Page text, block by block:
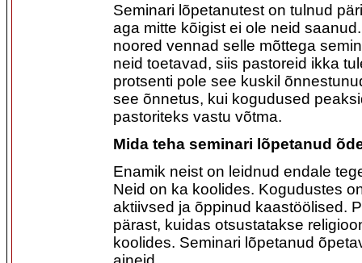
Seminari lõpetanutest on tulnud
aga mitte kõigist ei ole neid
noored vennad selle mõttega
neid toetavad, siis pastoreid ikka
protsenti pole see kuskil
see õnnetus, kui kogudused
pastoriteks vastu võtma.
Mida teha seminari lõpetanud
Enamik neist on leidnud endale
Neid on ka koolides. Kogudustes
aktiivsed ja õppinud kaastöölised.
pärast, kuidas otsustatakse
koolides. Seminari lõpetanud